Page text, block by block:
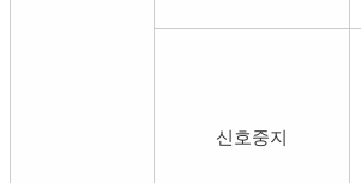
신호중지